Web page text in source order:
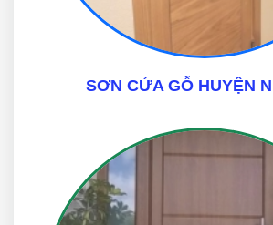
SƠN CỬA GỖ HUYỆN